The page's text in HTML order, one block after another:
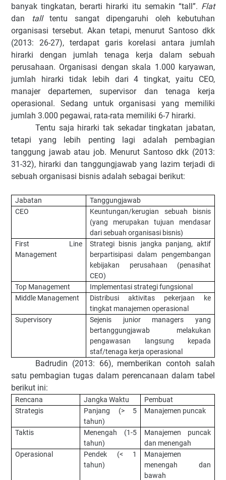
banyak tingkatan, berarti hirarki itu semakin “tall”. Flat
dan
tall tentu sangat dipengaruhi oleh kebutuhan
organisasi tersebut. Akan tetapi, menurut Santoso dkk
(2013: 26-27), terdapat garis korelasi antara jumlah
hirarki dengan jumlah tenaga kerja dalam sebuah
perusahaan. Organisasi dengan skala 1.000 karyawan,
jumlah hirarki tidak lebih dari 4 tingkat, yaitu CEO,
manajer departemen, supervisor dan tenaga kerja
operasional. Sedang untuk organisasi yang memiliki
jumlah 3.000 pegawai, rata-rata memiliki 6-7 hirarki.
Tentu saja hirarki tak sekadar tingkatan jabatan,
tetapi yang lebih penting lagi adalah pembagian
tanggung jawab atau job. Menurut Santoso dkk (2013:
31-32), hirarki dan tanggungjawab yang lazim terjadi di
sebuah organisasi bisnis adalah sebagai berikut:
Jabatan
Tanggungjawab
CEO
Keuntungan/kerugian sebuah bisnis
(yang merupakan tujuan mendasar
dari sebuah organisasi bisnis)
First Line
Management
Strategi bisnis jangka panjang, aktif
berpartisipasi dalam pengembangan
kebijakan perusahaan (penasihat
CEO)
Top Management
Implementasi strategi fungsional
Middle Management
Distribusi aktivitas pekerjaan ke
tingkat manajemen operasional
Supervisory
Sejenis junior managers yang
bertanggungjawab melakukan
pengawasan langsung kepada
staf/tenaga kerja operasional
Badrudin (2013: 66), memberikan contoh salah
satu pembagian tugas dalam perencanaan dalam tabel
berikut ini:
Rencana Jangka Waktu
Pembuat
Strategis
Panjang (> 5
tahun)
Manajemen puncak
Taktis
Menengah (1-5
tahun)
Manajemen puncak
dan menengah
Operasional
Pendek (< 1
tahun)
Manajemen
menengah dan
bawah